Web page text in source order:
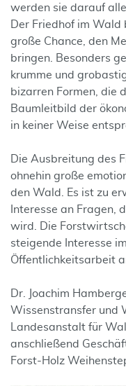
werden sie darauf
Der Friedhof im
große Chance, den
bringen. Besonders
krumme und
bizarren Formen, die
Baumleitbild der
in keiner Weise
Die Ausbreitung des
ohnehin große
den Wald. Es ist zu
Interesse an Fragen,
wird. Die
steigende Interesse
Öffentlichkeitsarbeit
Dr. Joachim
Wissenstransfer und
Landesanstalt für
anschließend
Forst-Holz